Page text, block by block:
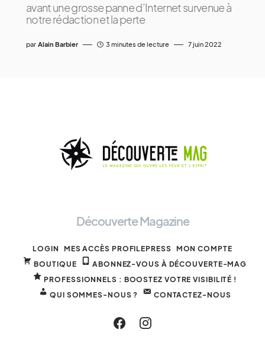
avant une grosse panne d’Internet survenue à
notre rédaction et la perte
par Alain Barbier 3 minutes de lecture 7 juin 2022
Découverte Magazine
LOGIN MES ACCÈS PROFILEPRESS MON COMPTE
BOUTIQUE
ABONNEZ-VOUS À DÉCOUVERTE-MAG
PROFESSIONNELS : BOOSTEZ VOTRE VISIBILITÉ !
QUI SOMMES-NOUS ?
CONTACTEZ-NOUS